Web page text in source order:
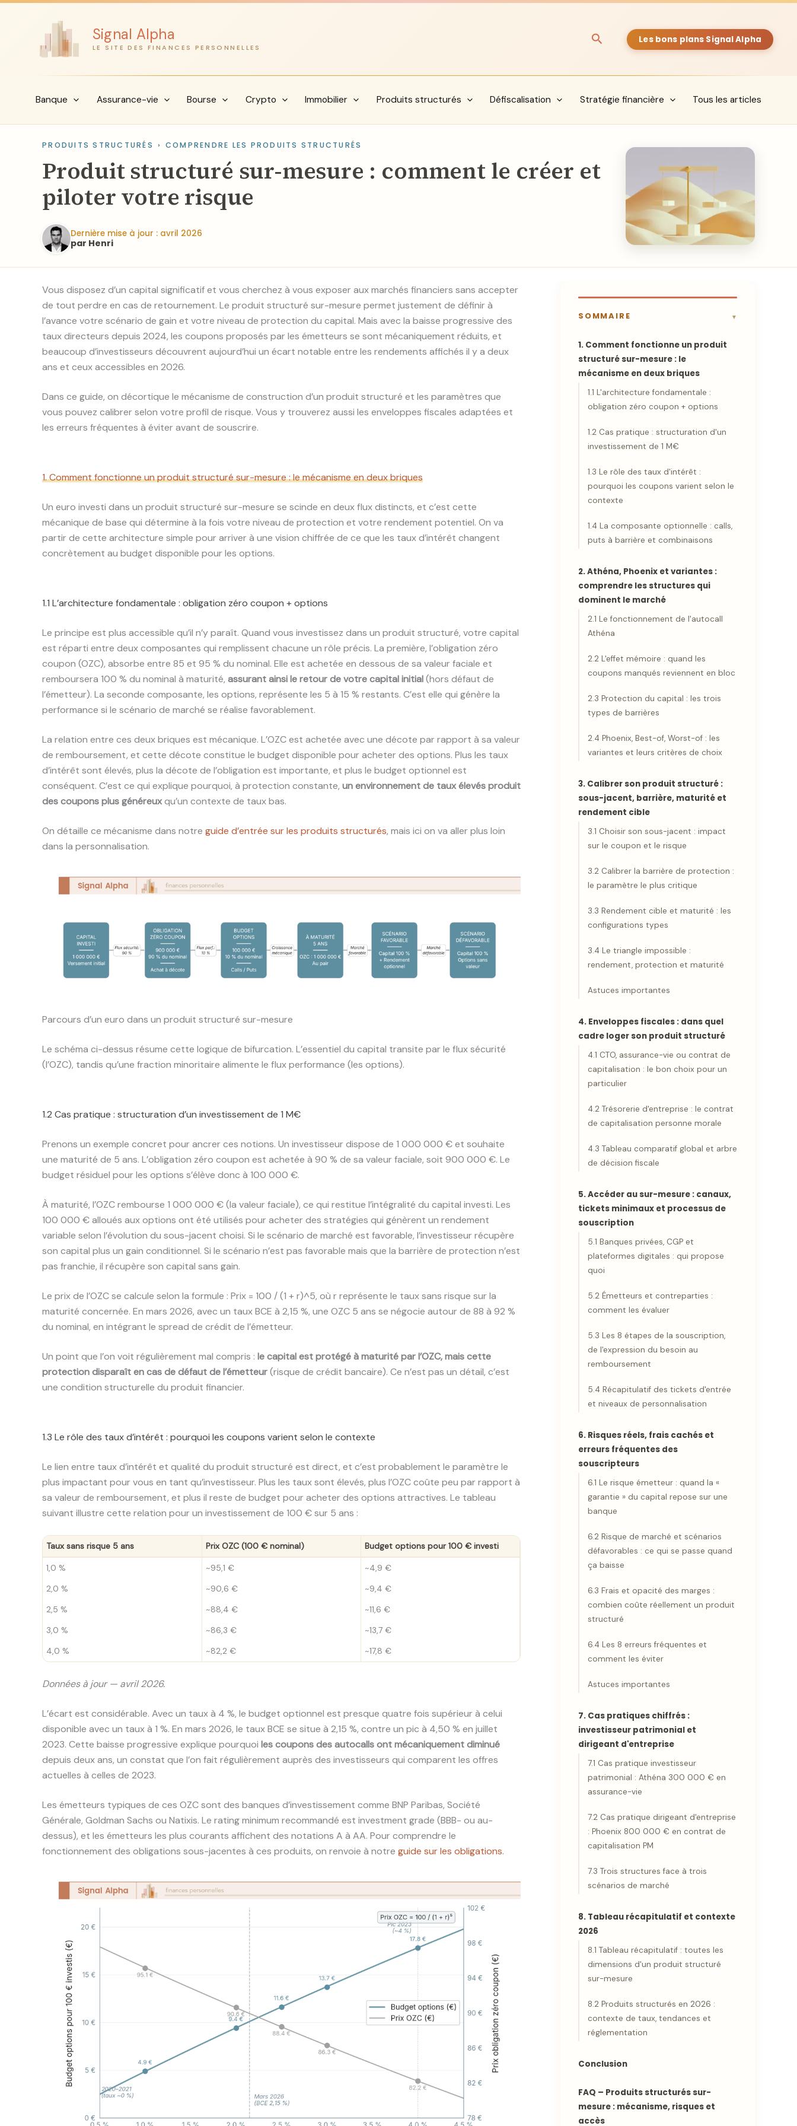
Aller
Signal Alpha
LE SITE DES FINANCES PERSONNELLES
RechercherLes bons plans Signal Alpha
Banque Assurance-vie Bourse Crypto Immobilier Produits structurés Défiscalisation Stratégie financière Tous les articles
PRODUITS STRUCTURÉS › COMPRENDRE LES PRODUITS STRUCTURÉS
Produit structuré sur-mesure : comment le créer et
piloter votre risque
Dernière mise à jour : avril 2026
par Henri
Vous disposez d’un capital significatif et vous cherchez à vous exposer aux marchés financiers sans accepter
de tout perdre en cas de retournement. Le produit structuré sur-mesure permet justement de définir à
l’avance votre scénario de gain et votre niveau de protection du capital. Mais avec la baisse progressive des
taux directeurs depuis 2024, les coupons proposés par les émetteurs se sont mécaniquement réduits, et
beaucoup d’investisseurs découvrent aujourd’hui un écart notable entre les rendements affichés il y a deux
ans et ceux accessibles en 2026.
Dans ce guide, on décortique le mécanisme de construction d’un produit structuré et les paramètres que
vous pouvez calibrer selon votre profil de risque. Vous y trouverez aussi les enveloppes fiscales adaptées et
les erreurs fréquentes à éviter avant de souscrire.
1. Comment fonctionne un produit structuré sur-mesure : le mécanisme en deux briques
Un euro investi dans un produit structuré sur-mesure se scinde en deux flux distincts, et c’est cette
mécanique de base qui détermine à la fois votre niveau de protection et votre rendement potentiel. On va
partir de cette architecture simple pour arriver à une vision chiffrée de ce que les taux d’intérêt changent
concrètement au budget disponible pour les options.
1.1 L’architecture fondamentale : obligation zéro coupon + options
Le principe est plus accessible qu’il n’y paraît. Quand vous investissez dans un produit structuré, votre capital
est réparti entre deux composantes qui remplissent chacune un rôle précis. La première, l’obligation zéro
coupon (OZC), absorbe entre 85 et 95 % du nominal. Elle est achetée en dessous de sa valeur faciale et
remboursera 100 % du nominal à maturité, assurant ainsi le retour de votre capital initial(hors défaut de
l’émetteur). La seconde composante, les options, représente les 5 à 15 % restants. C’est elle qui génère la
performance si le scénario de marché se réalise favorablement.
La relation entre ces deux briques est mécanique. L’OZC est achetée avec une décote par rapport à sa valeur
de remboursement, et cette décote constitue le budget disponible pour acheter des options. Plus les taux
d’intérêt sont élevés, plus la décote de l’obligation est importante, et plus le budget optionnel est
conséquent. C’est ce qui explique pourquoi, à protection constante, un environnement de taux élevés produit
des coupons plus généreuxqu’un contexte de taux bas.
On détaille ce mécanisme dans notre guide d’entrée sur les produits structurés, mais ici on va aller plus loin
dans la personnalisation.
Parcours d’un euro dans un produit structuré sur-mesure
Le schéma ci-dessus résume cette logique de bifurcation. L’essentiel du capital transite par le flux sécurité
(l’OZC), tandis qu’une fraction minoritaire alimente le flux performance (les options).
1.2 Cas pratique : structuration d’un investissement de 1 M€
Prenons un exemple concret pour ancrer ces notions. Un investisseur dispose de 1 000 000 € et souhaite
une maturité de 5 ans. L’obligation zéro coupon est achetée à 90 % de sa valeur faciale, soit 900 000 €. Le
budget résiduel pour les options s’élève donc à 100 000 €.
À maturité, l’OZC rembourse 1 000 000 € (la valeur faciale), ce qui restitue l’intégralité du capital investi. Les
100 000 € alloués aux options ont été utilisés pour acheter des stratégies qui génèrent un rendement
variable selon l’évolution du sous-jacent choisi. Si le scénario de marché est favorable, l’investisseur récupère
son capital plus un gain conditionnel. Si le scénario n’est pas favorable mais que la barrière de protection n’est
pas franchie, il récupère son capital sans gain.
Le prix de l’OZC se calcule selon la formule : Prix = 100 / (1 + r)^5, où r représente le taux sans risque sur la
maturité concernée. En mars 2026, avec un taux BCE à 2,15 %, une OZC 5 ans se négocie autour de 88 à 92 %
du nominal, en intégrant le spread de crédit de l’émetteur.
Un point que l’on voit régulièrement mal compris : le capital est protégé à maturité par l’OZC, mais cette
protection disparaît en cas de défaut de l’émetteur(risque de crédit bancaire). Ce n’est pas un détail, c’est
une condition structurelle du produit financier.
1.3 Le rôle des taux d’intérêt : pourquoi les coupons varient selon le contexte
Le lien entre taux d’intérêt et qualité du produit structuré est direct, et c’est probablement le paramètre le
plus impactant pour vous en tant qu’investisseur. Plus les taux sont élevés, plus l’OZC coûte peu par rapport à
sa valeur de remboursement, et plus il reste de budget pour acheter des options attractives. Le tableau
suivant illustre cette relation pour un investissement de 100 € sur 5 ans :
Taux sans risque 5 ans Prix OZC (100 € nominal) Budget options pour 100 € investi
1,0 % ~95,1 €
~4,9 €
2,0 %
~90,6 €
~9,4 €
2,5 %
~88,4 €
~11,6 €
3,0 %
~86,3 €
~13,7 €
4,0 %
~82,2 € ~17,8 €
Données à jour — avril 2026.
L’écart est considérable. Avec un taux à 4 %, le budget optionnel est presque quatre fois supérieur à celui
disponible avec un taux à 1 %. En mars 2026, le taux BCE se situe à 2,15 %, contre un pic à 4,50 % en juillet
2023. Cette baisse progressive explique pourquoi les coupons des autocalls ont mécaniquement diminué
depuis deux ans, un constat que l’on fait régulièrement auprès des investisseurs qui comparent les offres
actuelles à celles de 2023.
Les émetteurs typiques de ces OZC sont des banques d’investissement comme BNP Paribas, Société
Générale, Goldman Sachs ou Natixis. Le rating minimum recommandé est investment grade (BBB- ou au-
dessus), et les émetteurs les plus courants affichent des notations A à AA. Pour comprendre le
fonctionnement des obligations sous-jacentes à ces produits, on renvoie à notre guide sur les obligations.
SOMMAIRE
1. Comment fonctionne un produit
structuré sur-mesure : le
mécanisme en deux briques
1.1 L'architecture fondamentale :
obligation zéro coupon + options
1.2 Cas pratique : structuration d'un
investissement de 1 M€
1.3 Le rôle des taux d'intérêt :
pourquoi les coupons varient selon le
contexte
1.4 La composante optionnelle : calls,
puts à barrière et combinaisons
2. Athéna, Phoenix et variantes :
comprendre les structures qui
dominent le marché
2.1 Le fonctionnement de l'autocall
Athéna
2.2 L'effet mémoire : quand les
coupons manqués reviennent en bloc
2.3 Protection du capital : les trois
types de barrières
2.4 Phoenix, Best-of, Worst-of : les
variantes et leurs critères de choix
3. Calibrer son produit structuré :
sous-jacent, barrière, maturité et
rendement cible
3.1 Choisir son sous-jacent : impact
sur le coupon et le risque
3.2 Calibrer la barrière de protection :
le paramètre le plus critique
3.3 Rendement cible et maturité : les
configurations types
3.4 Le triangle impossible :
rendement, protection et maturité
Astuces importantes
4. Enveloppes fiscales : dans quel
cadre loger son produit structuré
4.1 CTO, assurance-vie ou contrat de
capitalisation : le bon choix pour un
particulier
4.2 Trésorerie d'entreprise : le contrat
de capitalisation personne morale
4.3 Tableau comparatif global et arbre
de décision fiscale
5. Accéder au sur-mesure : canaux,
tickets minimaux et processus de
souscription
5.1 Banques privées, CGP et
plateformes digitales : qui propose
quoi
5.2 Émetteurs et contreparties :
comment les évaluer
5.3 Les 8 étapes de la souscription,
de l'expression du besoin au
remboursement
5.4 Récapitulatif des tickets d'entrée
et niveaux de personnalisation
6. Risques réels, frais cachés et
erreurs fréquentes des
souscripteurs
6.1 Le risque émetteur : quand la «
garantie » du capital repose sur une
banque
6.2 Risque de marché et scénarios
défavorables : ce qui se passe quand
ça baisse
6.3 Frais et opacité des marges :
combien coûte réellement un produit
structuré
6.4 Les 8 erreurs fréquentes et
comment les éviter
Astuces importantes
7. Cas pratiques chiffrés :
investisseur patrimonial et
dirigeant d'entreprise
7.1 Cas pratique investisseur
patrimonial : Athéna 300 000 € en
assurance-vie
7.2 Cas pratique dirigeant d'entreprise
: Phoenix 800 000 € en contrat de
capitalisation PM
7.3 Trois structures face à trois
scénarios de marché
8. Tableau récapitulatif et contexte
2026
8.1 Tableau récapitulatif : toutes les
dimensions d'un produit structuré
sur-mesure
8.2 Produits structurés en 2026 :
contexte de taux, tendances et
réglementation
Conclusion
FAQ – Produits structurés sur-
mesure : mécanisme, risques et
accès